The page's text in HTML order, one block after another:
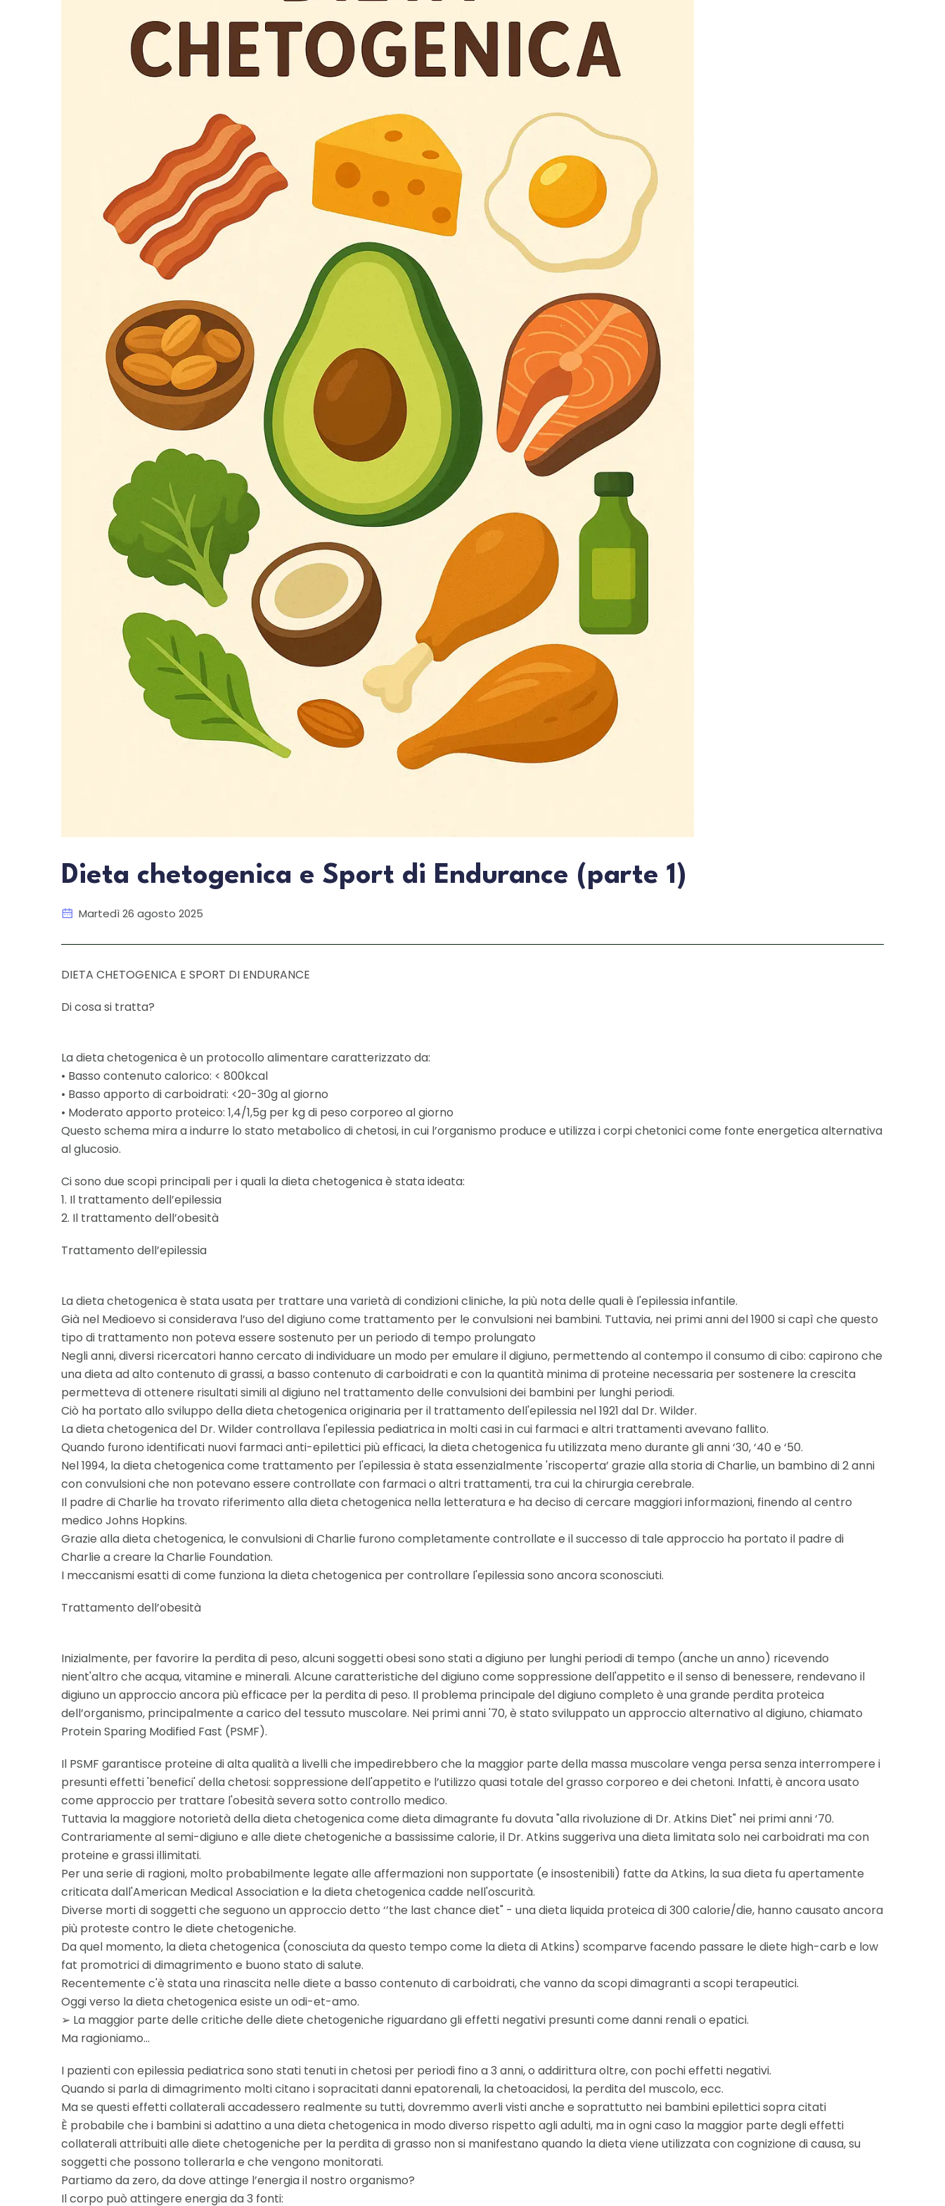
Dieta chetogenica e Sport di Endurance (parte 1)
Martedì 26 agosto 2025
DIETA CHETOGENICA E SPORT DI ENDURANCE
Di cosa si tratta?
La dieta chetogenica è un protocollo alimentare caratterizzato da:
• Basso contenuto calorico: < 800kcal
• Basso apporto di carboidrati: <20-30g al giorno
• Moderato apporto proteico: 1,4/1,5g per kg di peso corporeo al giorno
Questo schema mira a indurre lo stato metabolico di chetosi, in cui l’organismo produce e utilizza i corpi chetonici come fonte energetica alternativa
al glucosio.
Ci sono due scopi principali per i quali la dieta chetogenica è stata ideata:
1. Il trattamento dell’epilessia
2. Il trattamento dell’obesità
Trattamento dell’epilessia
La dieta chetogenica è stata usata per trattare una varietà di condizioni cliniche, la più nota delle quali è l'epilessia infantile.
Già nel Medioevo si considerava l’uso del digiuno come trattamento per le convulsioni nei bambini. Tuttavia, nei primi anni del 1900 si capì che questo
tipo di trattamento non poteva essere sostenuto per un periodo di tempo prolungato
Negli anni, diversi ricercatori hanno cercato di individuare un modo per emulare il digiuno, permettendo al contempo il consumo di cibo: capirono che
una dieta ad alto contenuto di grassi, a basso contenuto di carboidrati e con la quantità minima di proteine necessaria per sostenere la crescita
permetteva di ottenere risultati simili al digiuno nel trattamento delle convulsioni dei bambini per lunghi periodi.
Ciò ha portato allo sviluppo della dieta chetogenica originaria per il trattamento dell'epilessia nel 1921 dal Dr. Wilder.
La dieta chetogenica del Dr. Wilder controllava l'epilessia pediatrica in molti casi in cui farmaci e altri trattamenti avevano fallito.
Quando furono identificati nuovi farmaci anti-epilettici più efficaci, la dieta chetogenica fu utilizzata meno durante gli anni ‘30, ‘40 e ‘50.
Nel 1994, la dieta chetogenica come trattamento per l'epilessia è stata essenzialmente 'riscoperta’ grazie alla storia di Charlie, un bambino di 2 anni
con convulsioni che non potevano essere controllate con farmaci o altri trattamenti, tra cui la chirurgia cerebrale.
Il padre di Charlie ha trovato riferimento alla dieta chetogenica nella letteratura e ha deciso di cercare maggiori informazioni, finendo al centro
medico Johns Hopkins.
Grazie alla dieta chetogenica, le convulsioni di Charlie furono completamente controllate e il successo di tale approccio ha portato il padre di
Charlie a creare la Charlie Foundation.
I meccanismi esatti di come funziona la dieta chetogenica per controllare l'epilessia sono ancora sconosciuti.
Trattamento dell’obesità
Inizialmente, per favorire la perdita di peso, alcuni soggetti obesi sono stati a digiuno per lunghi periodi di tempo (anche un anno) ricevendo
nient'altro che acqua, vitamine e minerali. Alcune caratteristiche del digiuno come soppressione dell'appetito e il senso di benessere, rendevano il
digiuno un approccio ancora più efficace per la perdita di peso. Il problema principale del digiuno completo è una grande perdita proteica
dell’organismo, principalmente a carico del tessuto muscolare. Nei primi anni '70, è stato sviluppato un approccio alternativo al digiuno, chiamato
Protein Sparing Modified Fast (PSMF).
Il PSMF garantisce proteine di alta qualità a livelli che impedirebbero che la maggior parte della massa muscolare venga persa senza interrompere i
presunti effetti 'benefici' della chetosi: soppressione dell'appetito e l’utilizzo quasi totale del grasso corporeo e dei chetoni. Infatti, è ancora usato
come approccio per trattare l'obesità severa sotto controllo medico.
Tuttavia la maggiore notorietà della dieta chetogenica come dieta dimagrante fu dovuta "alla rivoluzione di Dr. Atkins Diet" nei primi anni ‘70.
Contrariamente al semi-digiuno e alle diete chetogeniche a bassissime calorie, il Dr. Atkins suggeriva una dieta limitata solo nei carboidrati ma con
proteine e grassi illimitati.
Per una serie di ragioni, molto probabilmente legate alle affermazioni non supportate (e insostenibili) fatte da Atkins, la sua dieta fu apertamente
criticata dall'American Medical Association e la dieta chetogenica cadde nell'oscurità.
Diverse morti di soggetti che seguono un approccio detto ‘’the last chance diet" - una dieta liquida proteica di 300 calorie/die, hanno causato ancora
più proteste contro le diete chetogeniche.
Da quel momento, la dieta chetogenica (conosciuta da questo tempo come la dieta di Atkins) scomparve facendo passare le diete high-carb e low
fat promotrici di dimagrimento e buono stato di salute.
Recentemente c'è stata una rinascita nelle diete a basso contenuto di carboidrati, che vanno da scopi dimagranti a scopi terapeutici.
Oggi verso la dieta chetogenica esiste un odi-et-amo.
➢ La maggior parte delle critiche delle diete chetogeniche riguardano gli effetti negativi presunti come danni renali o epatici.
Ma ragioniamo...
I pazienti con epilessia pediatrica sono stati tenuti in chetosi per periodi fino a 3 anni, o addirittura oltre, con pochi effetti negativi.
Quando si parla di dimagrimento molti citano i sopracitati danni epatorenali, la chetoacidosi, la perdita del muscolo, ecc.
Ma se questi effetti collaterali accadessero realmente su tutti, dovremmo averli visti anche e soprattutto nei bambini epilettici sopra citati
È probabile che i bambini si adattino a una dieta chetogenica in modo diverso rispetto agli adulti, ma in ogni caso la maggior parte degli effetti
collaterali attribuiti alle diete chetogeniche per la perdita di grasso non si manifestano quando la dieta viene utilizzata con cognizione di causa, su
soggetti che possono tollerarla e che vengono monitorati.
Partiamo da zero, da dove attinge l’energia il nostro organismo?
Il corpo può attingere energia da 3 fonti: